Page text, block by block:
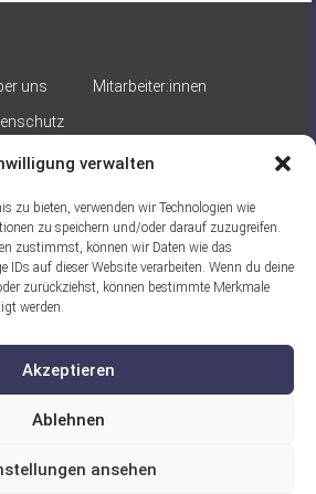
verwalten
zu bieten, verwenden wir Technologien wie
zu speichern und/oder darauf zuzugreifen.
zustimmst, können wir Daten wie das
IDs auf dieser Website verarbeiten. Wenn du deine
zurückziehst, können bestimmte Merkmale
werden.
Akzeptieren
Ablehnen
ansehen
uns
Mitarbeiter:innen
Seelische